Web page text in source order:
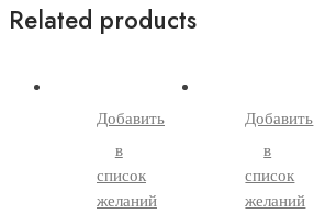
Related products
Добавить
в
список
желаний
Добавить
в
список
желаний